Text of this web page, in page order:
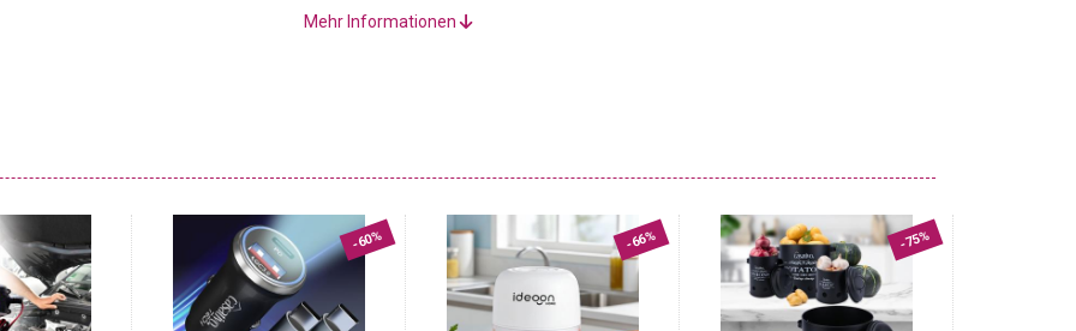
passt sowohl in 12- als auch in 24-Volt-Anschlüsse von
mit USB Typ A und C Anschlüssen. Mit einer
Auch die dezente Beleuchtung vereinfacht ein
Mehr Informationen
-60% -66% -75%